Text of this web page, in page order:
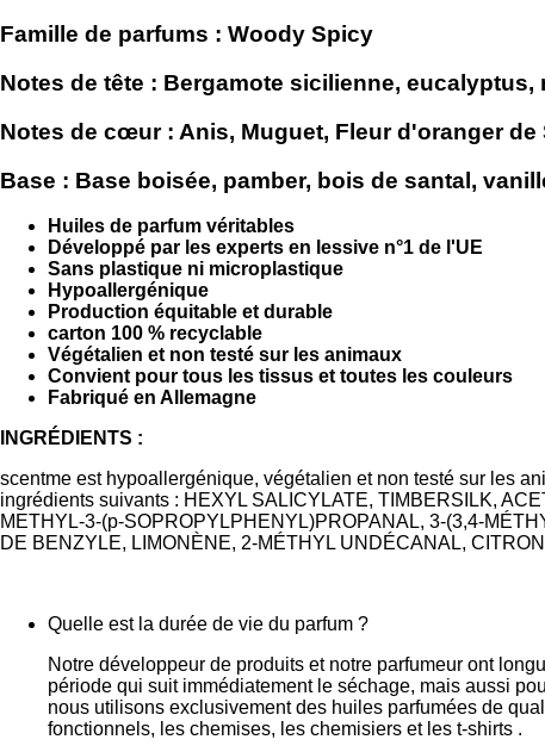
Famille de parfums : Woody Spicy
Notes de tête : Bergamote sicilienne,
Notes de cœur : Anis, Muguet, Fleur d'oranger
Base : Base boisée, pamber, bois de santal,
Huiles de parfum véritables
Développé par les experts en lessive n°1 de l'UE
Sans plastique ni microplastique
Hypoallergénique
Production équitable et durable
carton 100 % recyclable
Végétalien et non testé sur les animaux
Convient pour tous les tissus et toutes les couleurs
Fabriqué en Allemagne
INGRÉDIENTS :
scentme est hypoallergénique, végétalien et non testé sur les
ingrédients suivants : HEXYL SALICYLATE, TIMBERSILK,
METHYL-3-(p-SOPROPYLPHENYL)PROPANAL, 3-(3,4-
DE BENZYLE, LIMONÈNE, 2-MÉTHYL UNDÉCANAL,
Quelle est la durée de vie du parfum ?
Notre développeur de produits et notre parfumeur ont
période qui suit immédiatement le séchage, mais aussi
nous utilisons exclusivement des huiles parfumées de
fonctionnels, les chemises, les chemisiers et les t-shirts .